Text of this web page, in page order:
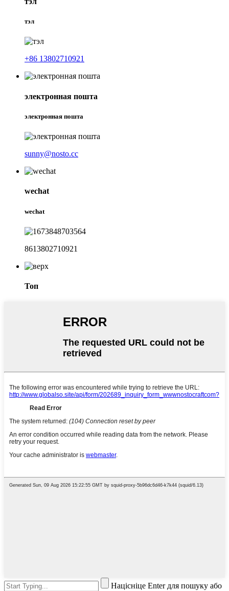
тэл
+86 13802710921
электронная пошта
электронная пошта
sunny@nosto.cc
wechat
wechat
8613802710921
Топ
Націсніце Enter для пошуку або